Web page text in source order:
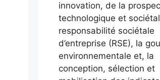
innovation, de la
technologique et
responsabilité sociétale
d’entreprise (RSE), la
environnementale et, la
conception, sélection et